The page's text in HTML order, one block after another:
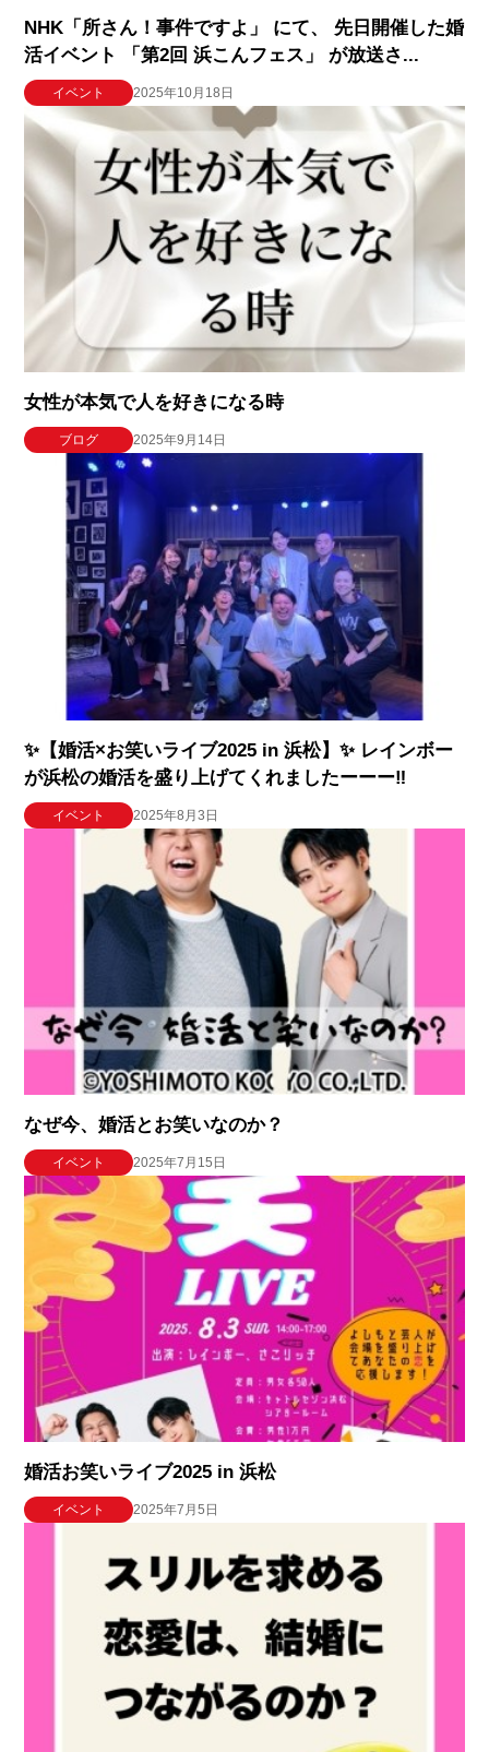
NHK「所さん！事件ですよ」 にて、 先日開催した婚
活イベント 「第2回 浜こんフェス」 が放送さ...
イベント 2025年10月18日
女性が本気で人を好きになる時
ブログ 2025年9月14日
✨【婚活×お笑いライブ2025 in 浜松】✨ レインボー
が浜松の婚活を盛り上げてくれましたーーー‼️
イベント 2025年8月3日
なぜ今、婚活とお笑いなのか？
イベント 2025年7月15日
婚活お笑いライブ2025 in 浜松
イベント 2025年7月5日